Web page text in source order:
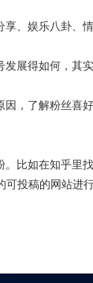
、娱乐八卦、
展得如何，其
，了解粉丝喜
比如在知乎里
可投稿的网站进